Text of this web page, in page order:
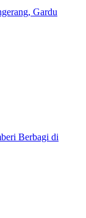
Gardu
Berbagi di